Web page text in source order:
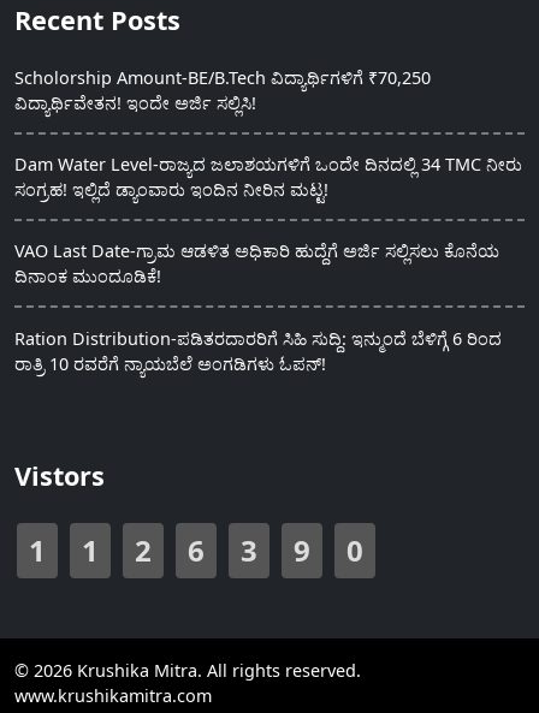
Recent Posts
Scholorship Amount-BE/B.Tech ವಿದ್ಯಾರ್ಥಿಗಳಿಗೆ ₹70,250
ವಿದ್ಯಾರ್ಥಿವೇತನ! ಇಂದೇ ಅರ್ಜಿ ಸಲ್ಲಿಸಿ!
Dam Water Level-ರಾಜ್ಯದ ಜಲಾಶಯಗಳಿಗೆ ಒಂದೇ ದಿನದಲ್ಲಿ 34 TMC ನೀರು
ಸಂಗ್ರಹ! ಇಲ್ಲಿದೆ ಡ್ಯಾಂವಾರು ಇಂದಿನ ನೀರಿನ ಮಟ್ಟ!
VAO Last Date-ಗ್ರಾಮ ಆಡಳಿತ ಅಧಿಕಾರಿ ಹುದ್ದೆಗೆ ಅರ್ಜಿ ಸಲ್ಲಿಸಲು ಕೊನೆಯ
ದಿನಾಂಕ ಮುಂದೂಡಿಕೆ!
Ration Distribution-ಪಡಿತರದಾರರಿಗೆ ಸಿಹಿ ಸುದ್ದಿ: ಇನ್ಮುಂದೆ ಬೆಳಿಗ್ಗೆ 6 ರಿಂದ
ರಾತ್ರಿ 10 ರವರೆಗೆ ನ್ಯಾಯಬೆಲೆ ಅಂಗಡಿಗಳು ಓಪನ್!
Vistors
1 1 2 6 3 9 0
© 2026 Krushika Mitra. All rights reserved.
www.krushikamitra.com